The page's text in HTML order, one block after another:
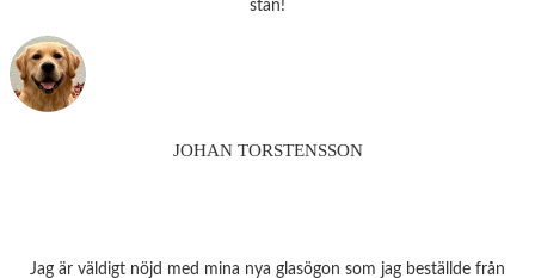
stan!
JOHAN TORSTENSSON
Jag är väldigt nöjd med mina nya glasögon som jag beställde från